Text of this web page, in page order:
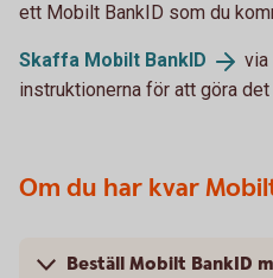
ett Mobilt BankID som du
Skaffa Mobilt BankID
via
instruktionerna för att göra det
Om du har kvar
Beställ Mobilt BankID